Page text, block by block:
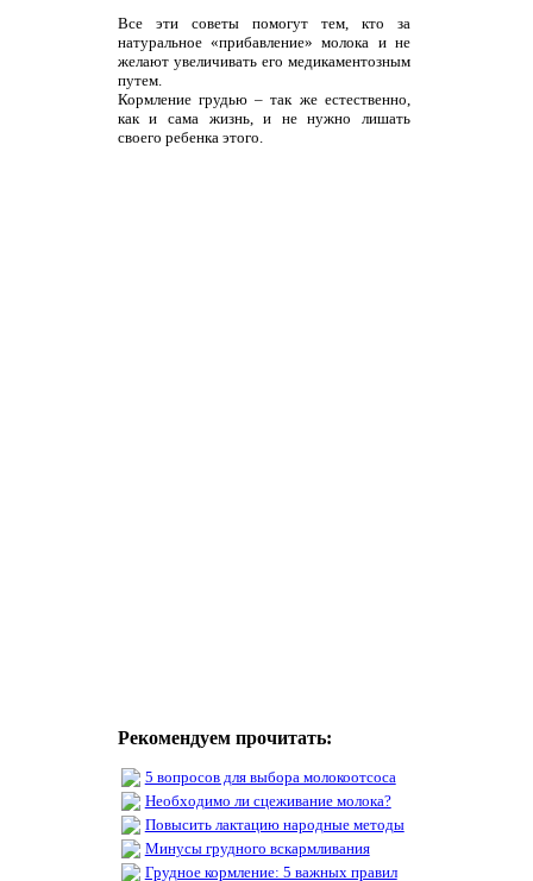
Все эти советы помогут тем, кто за
натуральное «прибавление» молока и не
желают увеличивать его медикаментозным
путем.
Кормление грудью – так же естественно,
как и сама жизнь, и не нужно лишать
своего ребенка этого.
Рекомендуем прочитать:
5 вопросов для выбора молокоотсоса
Необходимо ли сцеживание молока?
Повысить лактацию народные методы
Минусы грудного вскармливания
Грудное кормление: 5 важных правил